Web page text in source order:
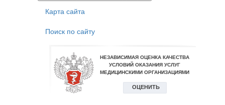
Карта сайта
Поиск по сайту